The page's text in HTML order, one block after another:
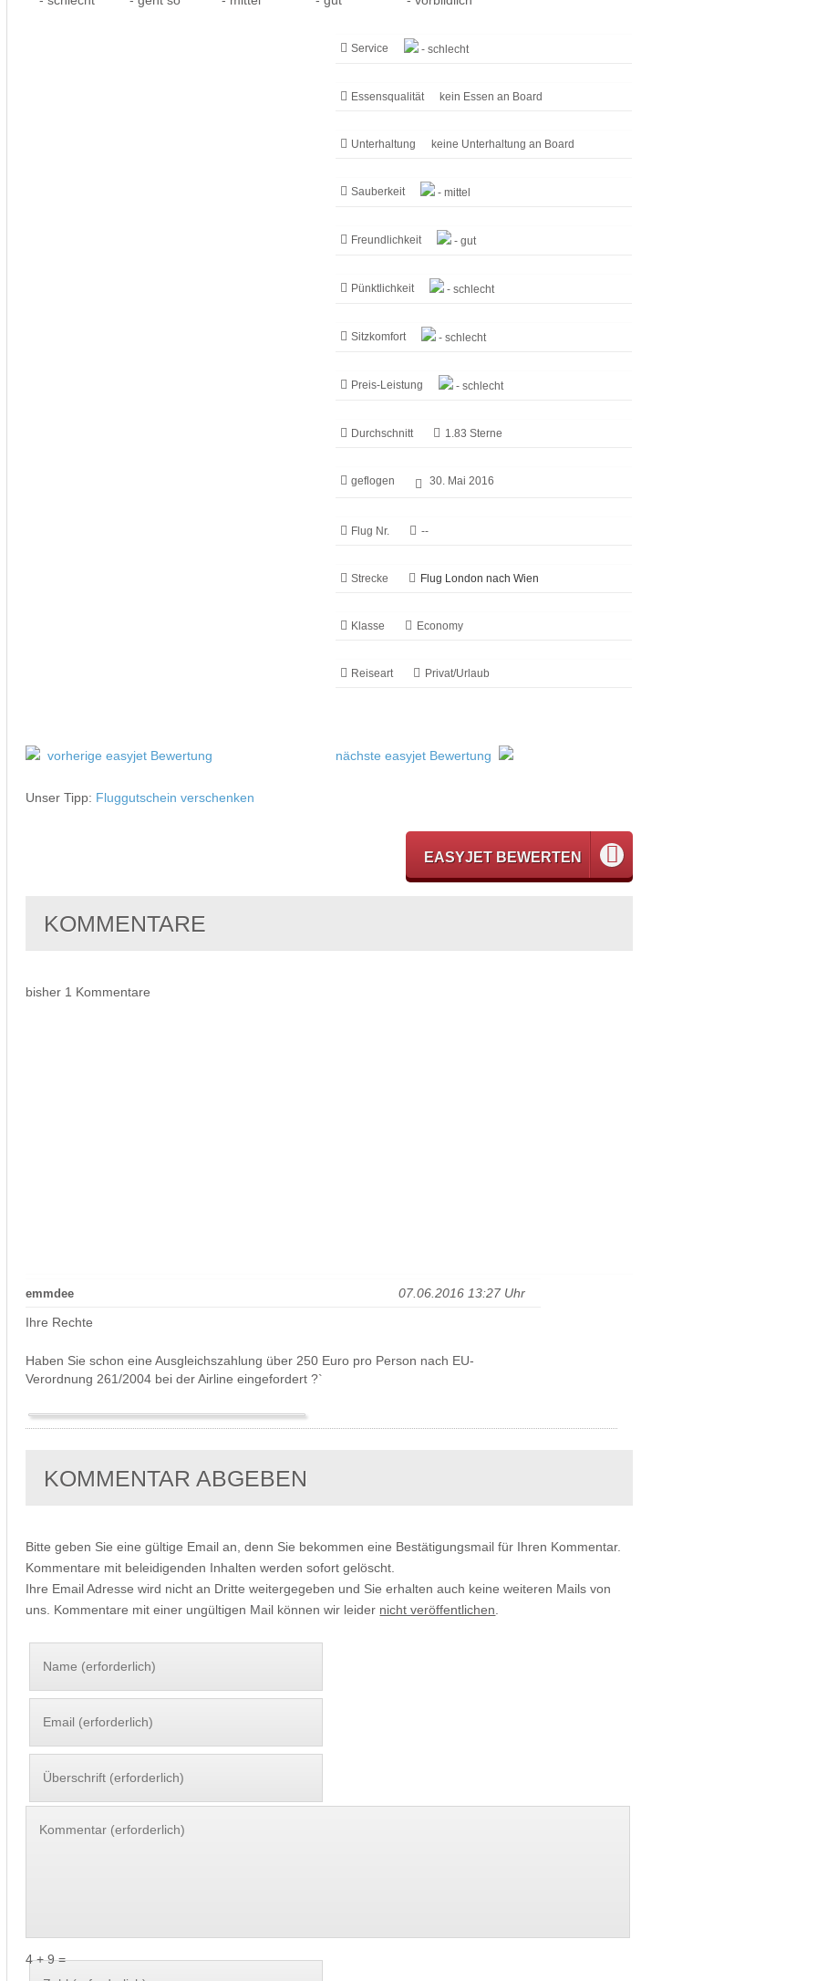
Service - schlecht
Essensqualität kein Essen an Board
Unterhaltung keine Unterhaltung an Board
Sauberkeit - mittel
Freundlichkeit - gut
Pünktlichkeit - schlecht
Sitzkomfort - schlecht
Preis-Leistung - schlecht
Durchschnitt 1.83 Sterne
geflogen 30. Mai 2016
Flug Nr. --
Strecke Flug London nach Wien
Klasse Economy
Reiseart Privat/Urlaub
vorherige easyjet Bewertung nächste easyjet Bewertung
Unser Tipp: Fluggutschein verschenken
EASYJET BEWERTEN
KOMMENTARE
bisher 1 Kommentare
emmdee
07.06.2016 13:27 Uhr
Ihre Rechte
Haben Sie schon eine Ausgleichszahlung über 250 Euro pro Person nach EU-
Verordnung 261/2004 bei der Airline eingefordert ?`
KOMMENTAR ABGEBEN
Bitte geben Sie eine gültige Email an, denn Sie bekommen eine Bestätigungsmail für Ihren Kommentar.
Kommentare mit beleidigenden Inhalten werden sofort gelöscht.
Ihre Email Adresse wird nicht an Dritte weitergegeben und Sie erhalten auch keine weiteren Mails von
uns. Kommentare mit einer ungültigen Mail können wir leider nicht veröffentlichen
4 + 9 =